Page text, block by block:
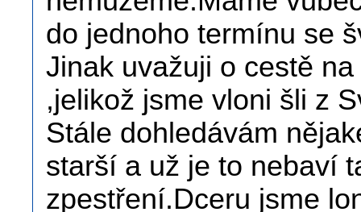
do jednoho termínu se
Jinak uvažuji o cestě
,jelikož jsme vloni šli z
Stále dohledávám
starší a už je to nebaví
zpestření.Dceru jsme